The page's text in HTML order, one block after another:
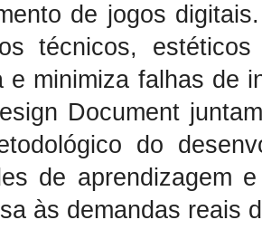
de jogos
técnicos,
e minimiza falhas de
Document
do
de aprendizagem
às demandas reais